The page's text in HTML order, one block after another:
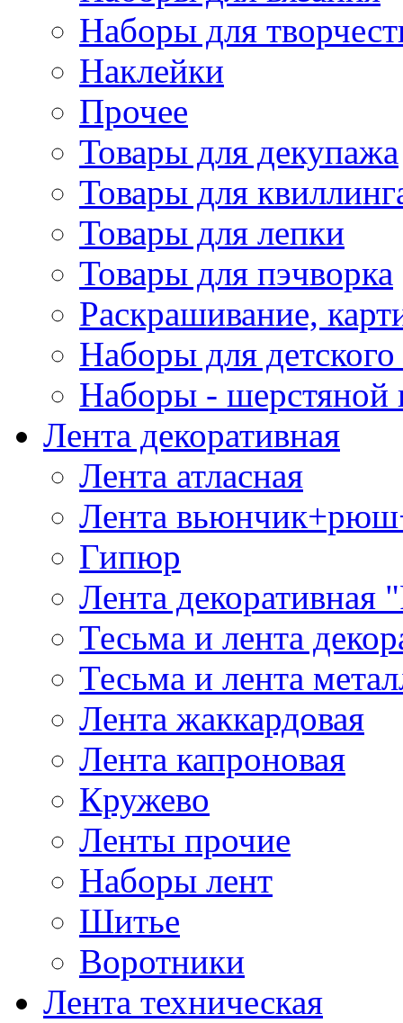
Наборы для
Наклейки
Прочее
Товары для декупажа
Товары для
Товары для лепки
Товары для пэчворка
Раскрашивание,
Наборы для
Наборы - шерстяной
Лента декоративная
Лента атласная
Лента
Гипюр
Лента декоративная
Тесьма и лента
Тесьма и лента
Лента жаккардовая
Лента капроновая
Кружево
Ленты прочие
Наборы лент
Шитье
Воротники
Лента техническая